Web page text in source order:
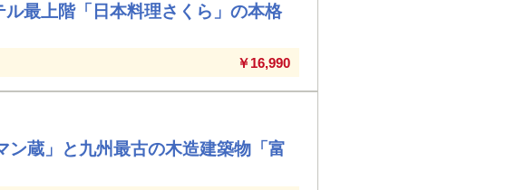
最上階「日本料理さくら」の本格
￥16,990
ン蔵」と九州最古の木造建築物「富